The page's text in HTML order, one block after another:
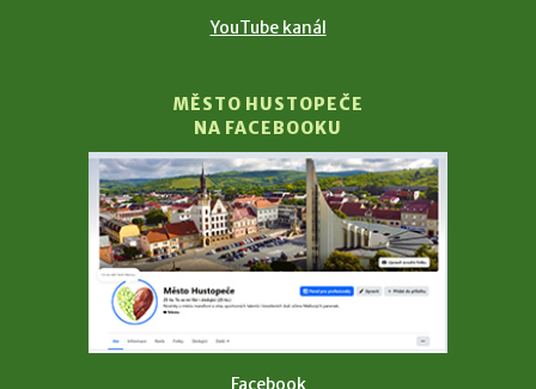
YouTube kanál
MĚSTO HUSTOPEČE
NA FACEBOOKU
Facebook